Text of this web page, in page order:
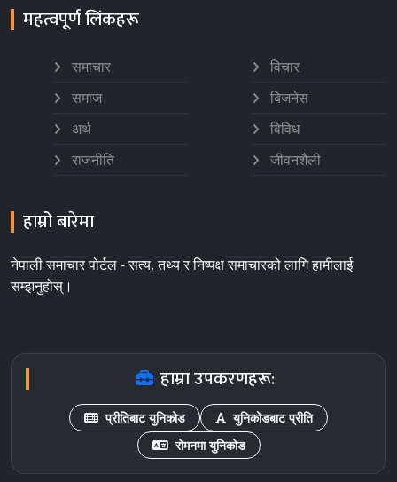
महत्वपूर्ण लिंकहरू
समाचार
समाज
अर्थ
राजनीति
विचार
बिजनेस
विविध
जीवनशैली
हाम्रो बारेमा
नेपाली समाचार पोर्टल - सत्य, तथ्य र निष्पक्ष समाचारको लागि हामीलाई
सम्झनुहोस्।
हाम्रा उपकरणहरू:
प्रीतिबाट युनिकोड
युनिकोडबाट प्रीति
रोमनमा युनिकोड